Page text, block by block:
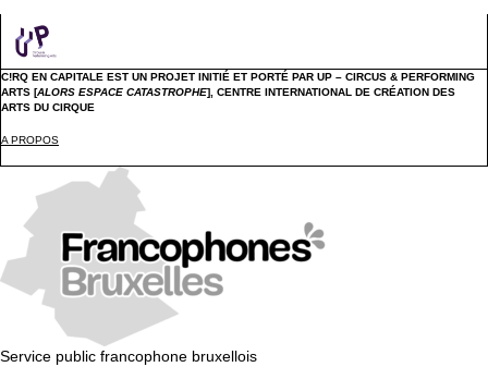
C!RQ EN CAPITALE EST UN PROJET INITIÉ ET PORTÉ PAR UP – CIRCUS & PERFORMING
ARTS [ALORS ESPACE CATASTROPHE], CENTRE INTERNATIONAL DE CRÉATION DES
ARTS DU CIRQUE
A PROPOS
Service public francophone bruxellois